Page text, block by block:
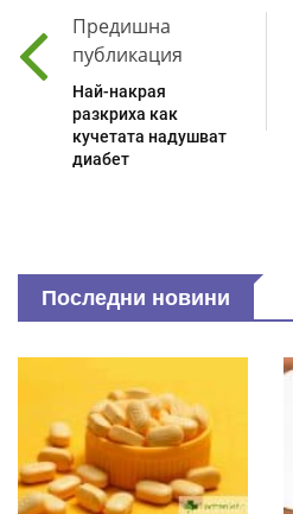
Предишна
публикация
Най-накрая
разкриха как
кучетата надушват
диабет
Последни новини